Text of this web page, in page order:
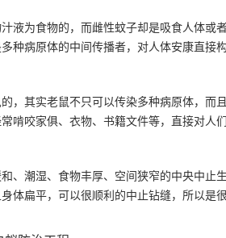
液为食物的，而雌性蚊子却是吸食人体或
种病原体的中间传播者，对人体安康直接
，其实老鼠不只可以传染多种病原体，而
啃咬家俱、衣物、书籍文件等，直接对人
、潮湿、食物丰厚、空间狭窄的中央中
体扁平，可以很顺利的中止钻缝，所以是